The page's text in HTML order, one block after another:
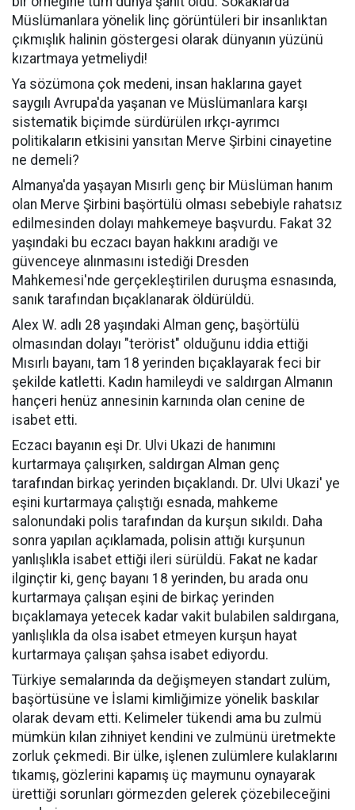
Müslümanlara yönelik linç görüntüleri bir insanlıktan
çıkmışlık halinin göstergesi olarak dünyanın yüzünü
kızartmaya yetmeliydi!
Ya sözümona çok medeni, insan haklarına gayet
saygılı Avrupa'da yaşanan ve Müslümanlara karşı
sistematik biçimde sürdürülen ırkçı-ayrımcı
politikaların etkisini yansıtan Merve Şirbini cinayetine
ne demeli?
Almanya'da yaşayan Mısırlı genç bir Müslüman hanım
olan Merve Şirbini başörtülü olması sebebiyle rahatsız
edilmesinden dolayı mahkemeye başvurdu. Fakat 32
yaşındaki bu eczacı bayan hakkını aradığı ve
güvenceye alınmasını istediği Dresden
Mahkemesi'nde gerçekleştirilen duruşma esnasında,
sanık tarafından bıçaklanarak öldürüldü.
Alex W. adlı 28 yaşındaki Alman genç, başörtülü
olmasından dolayı "terörist" olduğunu iddia ettiği
Mısırlı bayanı, tam 18 yerinden bıçaklayarak feci bir
şekilde katletti. Kadın hamileydi ve saldırgan Almanın
hançeri henüz annesinin karnında olan cenine de
isabet etti.
Eczacı bayanın eşi Dr. Ulvi Ukazi de hanımını
kurtarmaya çalışırken, saldırgan Alman genç
tarafından birkaç yerinden bıçaklandı. Dr. Ulvi Ukazi' ye
eşini kurtarmaya çalıştığı esnada, mahkeme
salonundaki polis tarafından da kurşun sıkıldı. Daha
sonra yapılan açıklamada, polisin attığı kurşunun
yanlışlıkla isabet ettiği ileri sürüldü. Fakat ne kadar
ilginçtir ki, genç bayanı 18 yerinden, bu arada onu
kurtarmaya çalışan eşini de birkaç yerinden
bıçaklamaya yetecek kadar vakit bulabilen saldırgana,
yanlışlıkla da olsa isabet etmeyen kurşun hayat
kurtarmaya çalışan şahsa isabet ediyordu.
Türkiye semalarında da değişmeyen standart zulüm,
başörtüsüne ve İslami kimliğimize yönelik baskılar
olarak devam etti. Kelimeler tükendi ama bu zulmü
mümkün kılan zihniyet kendini ve zulmünü üretmekte
zorluk çekmedi. Bir ülke, işlenen zulümlere kulaklarını
tıkamış, gözlerini kapamış üç maymunu oynayarak
ürettiği sorunları görmezden gelerek çözebileceğini